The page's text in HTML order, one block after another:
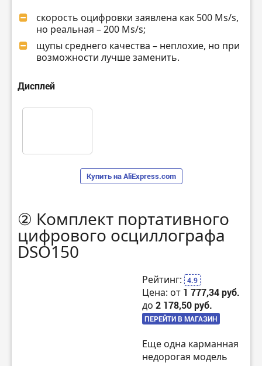
скорость оцифровки заявлена как 500 Ms/s,
но реальная – 200 Ms/s;
щупы среднего качества – неплохие, но при
возможности лучше заменить.
Дисплей
Купить на AliExpress.com
② Комплект портативного
цифрового осциллографа
DSO150
Рейтинг: 4.9
Цена: от 1 777,34 руб.
до 2 178,50 руб.
ПЕРЕЙТИ В МАГАЗИН
Еще одна карманная
недорогая модель